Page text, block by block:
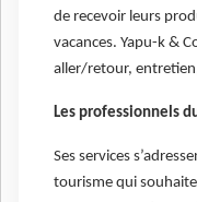
de recevoir leurs
vacances. Yapu-k &
aller/retour,
Les professionnels
Ses services
tourisme qui